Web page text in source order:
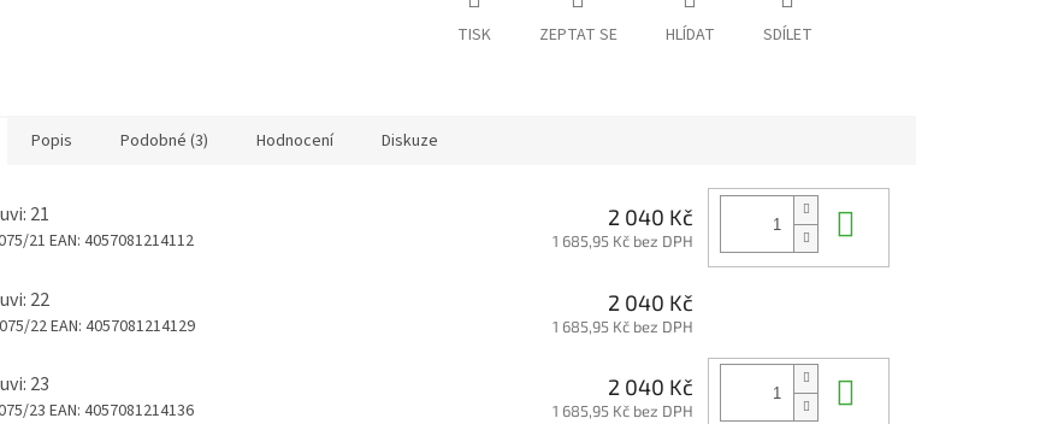
TISK ZEPTAT SE HLÍDAT SDÍLET
Popis Podobné (3) Hodnocení Diskuze
21
21EAN: 4057081214112
2 040 Kč
1 685,95 Kč bez DPH
22
22EAN: 4057081214129
2 040 Kč
1 685,95 Kč bez DPH
23
23EAN: 4057081214136
2 040 Kč
1 685,95 Kč bez DPH